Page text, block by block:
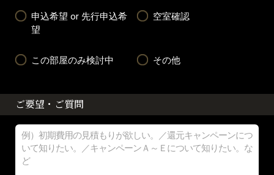
申込希望 or 先行申込希
望
空室確認
この部屋のみ検討中 その他
ご要望・ご質問